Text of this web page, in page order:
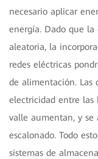
necesario aplicar
energía. Dado que
aleatoria, la
redes eléctricas
de alimentación. Las
electricidad entre las
valle aumentan, y
escalonado. Todo
sistemas de